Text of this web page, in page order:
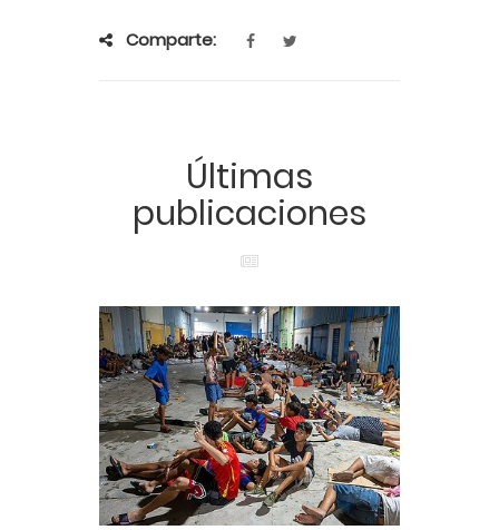
Comparte:
Últimas
publicaciones